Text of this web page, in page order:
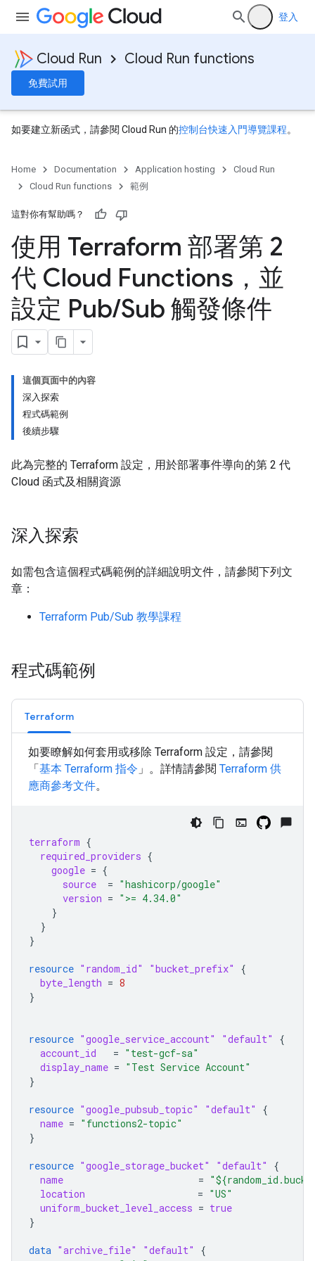
登入
Cloud Run Cloud Run functions
免費試用
如要建立新函式，請參閱 Cloud Run 的控制台快速入門導覽課程。
Home Documentation Application hosting
Cloud Run
Cloud Run functions
範例
這對你有幫助嗎？
使用 Terraform 部署第 2
代 Cloud Functions，並
設定 Pub/Sub 觸發條件
這個頁面中的內容
深入探索
程式碼範例
後續步驟
此為完整的 Terraform 設定，用於部署事件導向的第 2 代
Cloud 函式及相關資源
深入探索
如需包含這個程式碼範例的詳細說明文件，請參閱下列文
章：
Terraform Pub/Sub 教學課程
程式碼範例
Terraform
如要瞭解如何套用或移除 Terraform 設定，請參閱
「基本 Terraform 指令 」。詳情請參閱 Terraform 供
應商參考文件。
terraform {
required_providers {
google = {
source
= "hashicorp/google"
version = ">= 4.34.0"
}
}
}
resource "random_id" "bucket_prefix"
{
byte_length = 8
}
resource "google_service_account" "default"
{
account_id
= "test-gcf-sa"
display_name = "Test Service Account"
}
resource "google_pubsub_topic" "default"
{
name = "functions2-topic"
}
resource "google_storage_bucket" "default"
{
name
=
location
= "US"
uniform_bucket_level_access = true
}
data "archive_file" "default"
{